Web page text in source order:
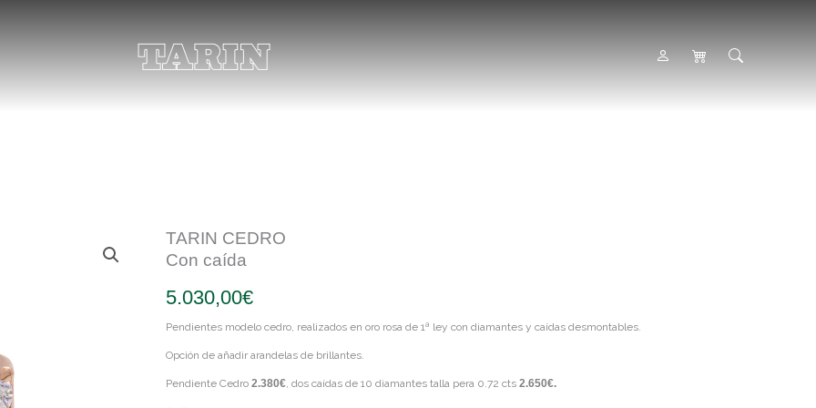
TARIN CEDRO
Con caída
5.030,00€
Pendientes modelo cedro, realizados en oro rosa de 1ª ley con diamantes y caídas desmontables.
Opción de añadir arandelas de brillantes.
Pendiente Cedro 2.380€, dos caídas de 10 diamantes talla pera 0.72 cts 2.650€.